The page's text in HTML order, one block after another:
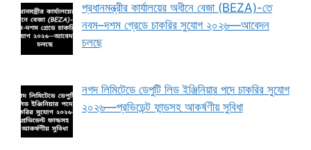
প্রধানমন্ত্রীর কার্যালয়ের অধীনে বেজা (BEZA)-তে
নবম–দশম গ্রেডে চাকরির সুযোগ ২০২৬—আবেদন
চলছে
নগদ লিমিটেডে ডেপুটি লিড ইঞ্জিনিয়ার পদে চাকরির সুযোগ
২০২৬—প্রভিডেন্ট ফান্ডসহ আকর্ষণীয় সুবিধা